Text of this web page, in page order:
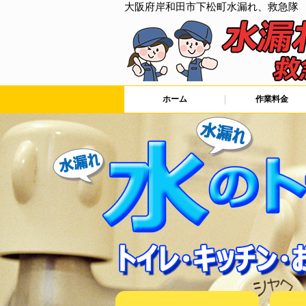
大阪府岸和田市下松町水漏れ、救急隊
ホーム 作業料金